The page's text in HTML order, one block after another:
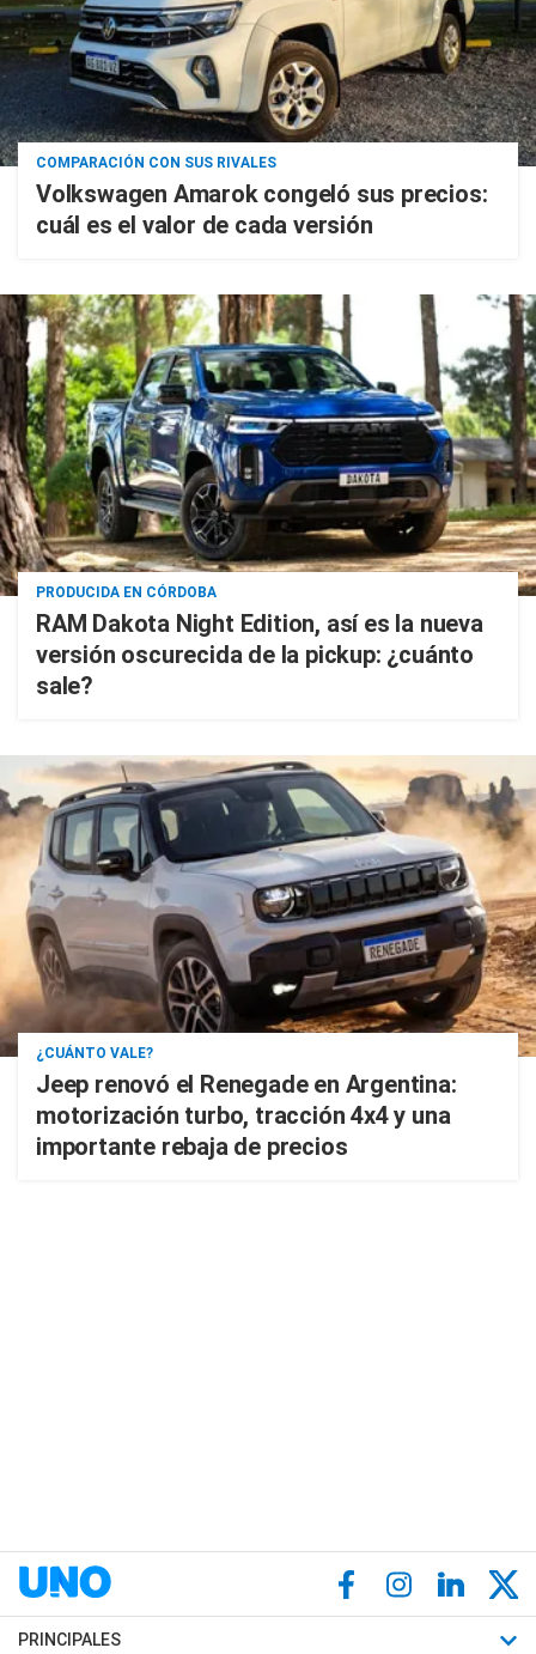
COMPARACIÓN CON SUS RIVALES
Volkswagen Amarok congeló sus precios:
cuál es el valor de cada versión
PRODUCIDA EN CÓRDOBA
RAM Dakota Night Edition, así es la nueva
versión oscurecida de la pickup: ¿cuánto
sale?
¿CUÁNTO VALE?
Jeep renovó el Renegade en Argentina:
motorización turbo, tracción 4x4 y una
importante rebaja de precios
PRINCIPALES